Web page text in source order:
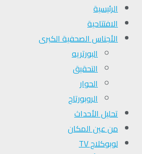
الرئيسية
الافتتاحية
الأجناس الصحفية الكبرى
البورتريه
التحقیق
الحوار
الروبورتاج
تحلیل الأحداث
من عين المكان
لوبوكلاج TV